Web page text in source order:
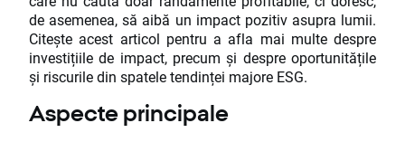
de asemenea, să aibă un impact pozitiv asupra lumii.
Citește acest articol pentru a afla mai multe despre
investițiile de impact, precum și despre oportunitățile
și riscurile din spatele tendinței majore ESG.
Aspecte principale